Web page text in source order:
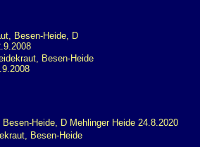
Besen-Heide
Besen-Heide